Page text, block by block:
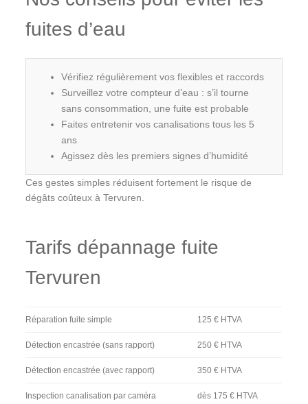
fuites d’eau
Vérifiez régulièrement vos flexibles et raccords
Surveillez votre compteur d’eau : s’il tourne
sans consommation, une fuite est probable
Faites entretenir vos canalisations tous les 5
ans
Agissez dès les premiers signes d’humidité
Ces gestes simples réduisent fortement le risque de
dégâts coûteux à Tervuren.
Tarifs dépannage fuite
Tervuren
Réparation fuite simple 125 € HTVA
Détection encastrée (sans rapport) 250 € HTVA
Détection encastrée (avec rapport) 350 € HTVA
Inspection canalisation par caméra dès 175 € HTVA